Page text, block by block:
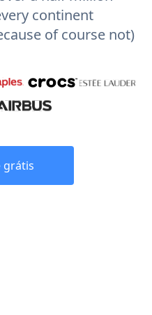
continent
of course not)
grátis